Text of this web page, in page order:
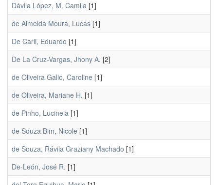
Dávila López, M. Camila [1]
de Almeida Moura, Lucas [1]
De Carli, Eduardo [1]
De La Cruz-Vargas, Jhony A. [2]
de Oliveira Gallo, Caroline [1]
de Oliveira, Mariane H. [1]
de Pinho, Lucineia [1]
de Souza Bim, Nicole [1]
de Souza, Rávila Graziany Machado [1]
De-León, José R. [1]